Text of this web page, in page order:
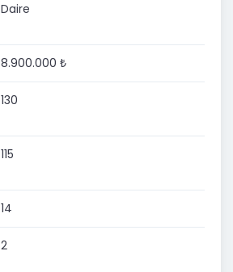
Daire
8.900.000 ₺
130
115
14
2